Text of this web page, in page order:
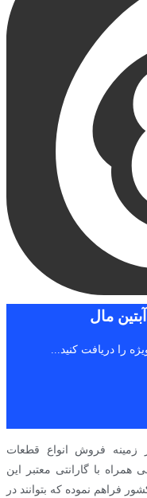
مال
را دریافت کنید...
زمینه فروش انواع قطعات
همراه با گارانتی معتبر این
فراهم نموده که بتوانند در